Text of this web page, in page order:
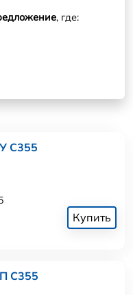
, где:
С355
Купить
С355